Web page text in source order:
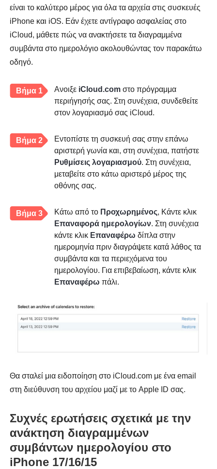
είναι το καλύτερο μέρος για όλα τα αρχεία στις συσκευές
iPhone και iOS. Εάν έχετε αντίγραφο ασφαλείας στο
iCloud, μάθετε πώς να ανακτήσετε τα διαγραμμένα
συμβάντα στο ημερολόγιο ακολουθώντας τον παρακάτω
οδηγό.
Βήμα 1 Ανοιξε iCloud.com στο πρόγραμμα
περιήγησής σας. Στη συνέχεια, συνδεθείτε
στον λογαριασμό σας iCloud.
Βήμα 2
Εντοπίστε τη συσκευή σας στην επάνω
αριστερή γωνία και, στη συνέχεια, πατήστε
Ρυθμίσεις λογαριασμού. Στη συνέχεια,
μεταβείτε στο κάτω αριστερό μέρος της
οθόνης σας.
Βήμα 3 Κάτω από το Προχωρημένος, Κάντε κλικ
Επαναφορά ημερολογίων. Στη συνέχεια
κάντε κλικ Επαναφέρω δίπλα στην
ημερομηνία πριν διαγράψετε κατά λάθος τα
συμβάντα και τα περιεχόμενα του
ημερολογίου. Για επιβεβαίωση, κάντε κλικ
Επαναφέρω πάλι.
Θα σταλεί μια ειδοποίηση στο iCloud.com με ένα email
στη διεύθυνση του αρχείου μαζί με το Apple ID σας.
Συχνές ερωτήσεις σχετικά με την
ανάκτηση διαγραμμένων
συμβάντων ημερολογίου στο
iPhone 17/16/15